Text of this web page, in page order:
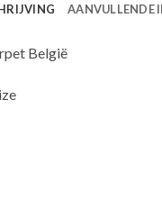
AANVULLENDE
België